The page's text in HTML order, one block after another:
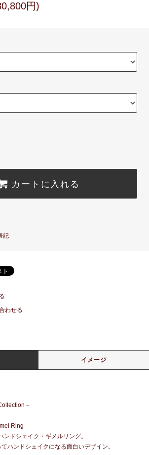
円)
カートに入れる
記
わせる
イメージ
－
Ring
ドシェイク・ギメルリング。
ハンドシェイクになる面白いデザイン。